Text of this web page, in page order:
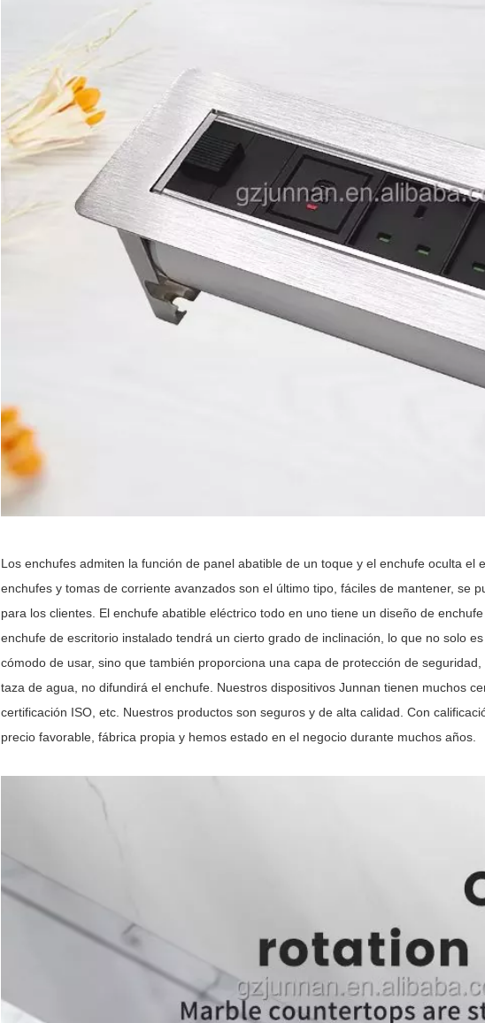
Los enchufes admiten la función de panel abatible de un toque y el enchufe oculta el
enchufes y tomas de corriente avanzados son el último tipo, fáciles de mantener, se
para los clientes. El enchufe abatible eléctrico todo en uno tiene un diseño de
enchufe de escritorio instalado tendrá un cierto grado de inclinación, lo que no solo
cómodo de usar, sino que también proporciona una capa de protección de
taza de agua, no difundirá el enchufe. Nuestros dispositivos Junnan tienen muchos
certificación ISO, etc. Nuestros productos son seguros y de alta calidad. Con
precio favorable, fábrica propia y hemos estado en el negocio durante muchos años.